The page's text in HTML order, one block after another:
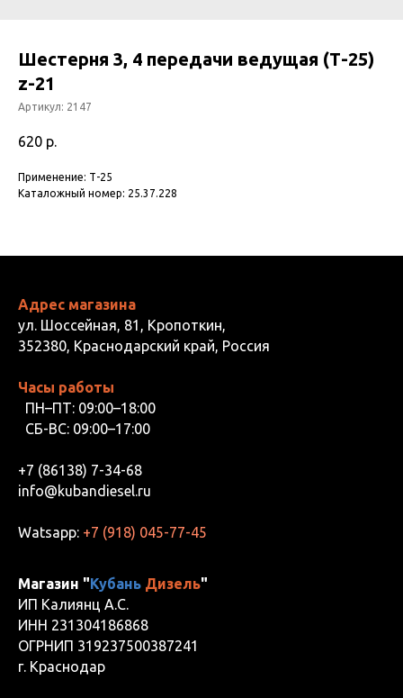
Шестерня 3, 4 передачи ведущая (Т-25)
z-21
Артикул: 2147
620 р.
Применение: Т-25
Каталожный номер: 25.37.228
Адрес магазина
ул. Шоссейная, 81, Кропоткин,
352380, Краснодарский край, Россия
Часы работы
ПН–ПТ: 09:00–18:00
СБ-ВС: 09:00–17:00
+7 (86138) 7-34-68
info@kubandiesel.ru
Watsapp: +7 (918) 045-77-45
Магазин "Кубань Дизель"
ИП Калиянц А.С.
ИНН 231304186868
ОГРНИП 319237500387241
г. Краснодар